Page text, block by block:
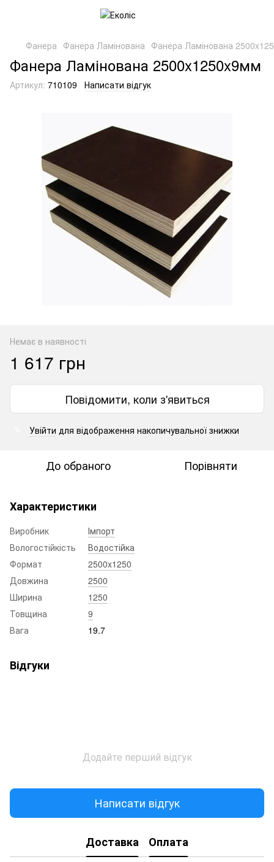
Фанера Фанера Ламінована Фанера Ламінована
Фанера Ламінована 2500x1250x9мм
Артикул: 710109 Написати відгук
Немає в наявності
1 617 грн
Повідомити, коли з'явиться
Увійти для відображення накопичувальної знижки
До обраного Порівняти
Характеристики
Виробник
Імпорт
Вологостійкість
Водостійка
Формат
2500x1250
Довжина
2500
Ширина
1250
Товщина
9
Вага
19.7
Відгуки
Додайте перший відгук
Написати відгук
Доставка Оплата